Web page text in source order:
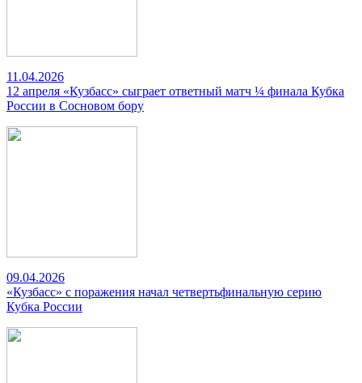
11.04.2026
12 апреля «Кузбасс» сыграет ответный матч ¼ финала Кубка
России в Сосновом бору
09.04.2026
«Кузбасс» с поражения начал четвертьфинальную серию
Кубка России